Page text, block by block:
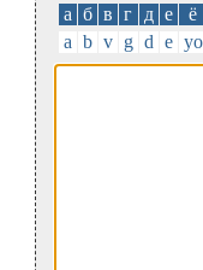
а б в г д е ё
a b v g d e yo